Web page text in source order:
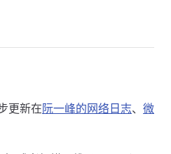
更新在阮一峰的网络日志、 微